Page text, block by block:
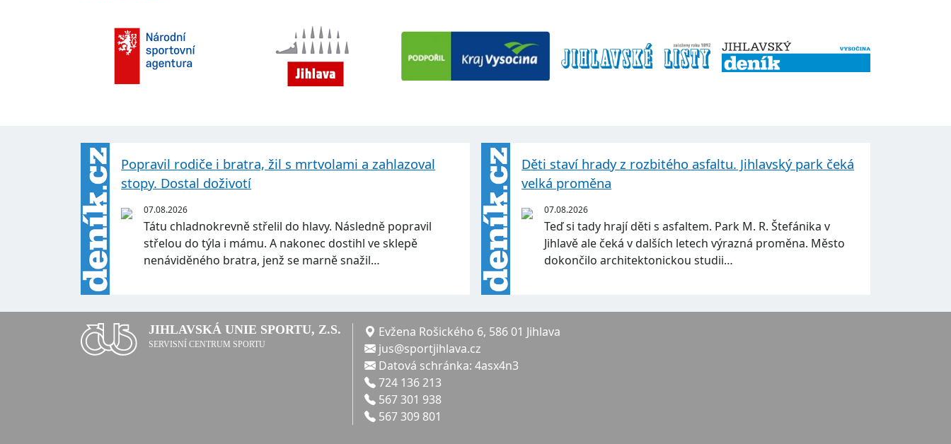
Popravil rodiče i bratra, žil s mrtvolami a zahlazoval
stopy. Dostal doživotí
07.08.2026
Tátu chladnokrevně střelil do hlavy. Následně popravil
střelou do týla i mámu. A nakonec dostihl ve sklepě
nenáviděného bratra, jenž se marně snažil…
Děti staví hrady z rozbitého asfaltu. Jihlavský park čeká
velká proměna
07.08.2026
Teď si tady hrají děti s asfaltem. Park M. R. Štefánika v
Jihlavě ale čeká v dalších letech výrazná proměna. Město
dokončilo architektonickou studii…
JIHLAVSKÁ UNIE SPORTU, Z.S.
SERVISNÍ CENTRUM SPORTU
Evžena Rošického 6, 586 01 Jihlava
jus@sportjihlava.cz
Datová schránka: 4asx4n3
724 136 213
567 301 938
567 309 801